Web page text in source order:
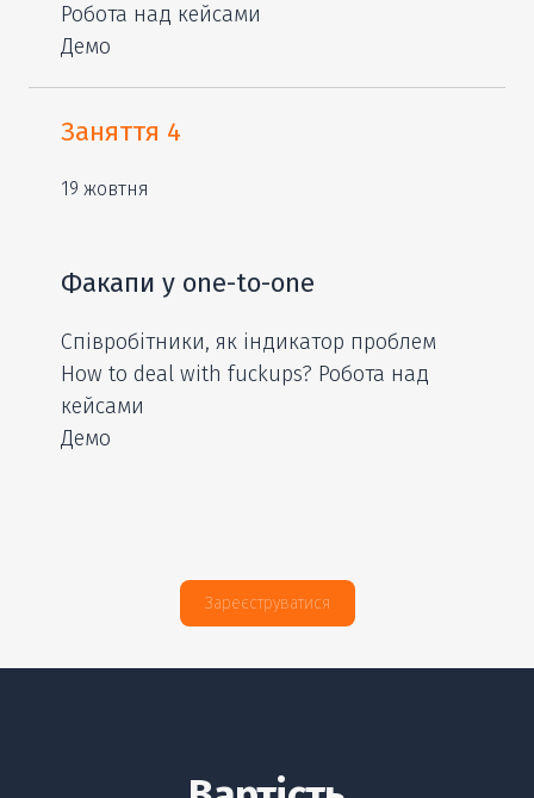
Робота над кейсами
Демо
Заняття 4
19 жовтня
Факапи у оne-to-one
Співробітники, як індикатор проблем
How to deal with fuckups? Робота над
кейсами
Демо
Зареєструватися